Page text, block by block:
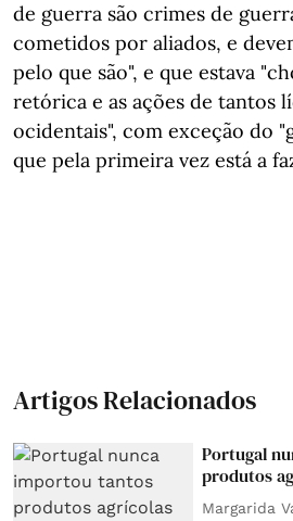
de guerra são crimes de
cometidos por aliados, e
pelo que são", e que estava
retórica e as ações de tantos
ocidentais", com exceção do
que pela primeira vez está a
Artigos Relacionados
Portugal
produtos
Margarida